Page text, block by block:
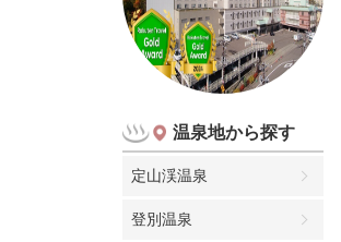
温泉地から探す
定山渓温泉
登別温泉